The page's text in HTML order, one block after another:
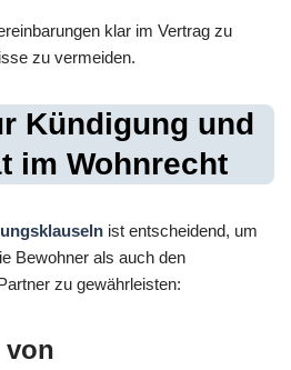
klar im Vertrag zu
zu vermeiden.
Kündigung und
im Wohnrecht
ist entscheidend, um
Bewohner als auch den
zu gewährleisten:
von